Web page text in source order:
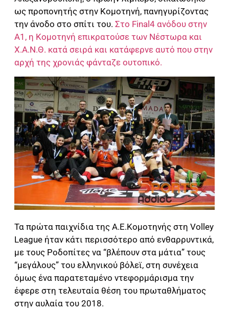
ως προπονητής στην Κομοτηνή, πανηγυρίζοντας
την άνοδο στο σπίτι του. Στο Final4 ανόδου στην
Α1, η Κομοτηνή επικρατούσε των Νέστωρα και
Χ.Α.Ν.Θ. κατά σειρά και κατάφερνε αυτό που στην
αρχή της χρονιάς φάνταζε ουτοπικό.
Τα πρώτα παιχνίδια της Α.Ε.Κομοτηνής στη Volley
League ήταν κάτι περισσότερο από ενθαρρυντικά,
με τους Ροδοπίτες να “βλέπουν στα μάτια” τους
“μεγάλους” του ελληνικού βόλεϊ, στη συνέχεια
όμως ένα παρατεταμένο ντεφορμάρισμα την
έφερε στη τελευταία θέση του πρωταθλήματος
στην αυλαία του 2018.